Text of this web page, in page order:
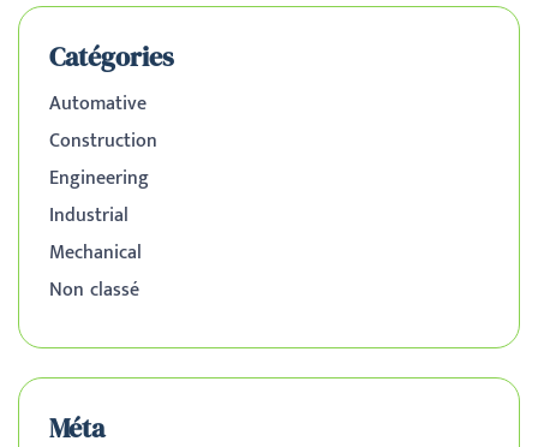
Catégories
Automative
Construction
Engineering
Industrial
Mechanical
Non classé
Méta